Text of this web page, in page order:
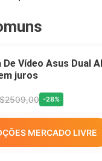
De Vídeo Asus Dual
juros
-28%
MERCADO LIVRE